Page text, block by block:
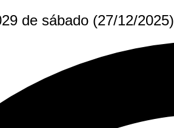
de sábado (27/12/2025)